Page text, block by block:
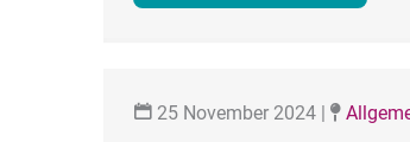
25 November 2024 |